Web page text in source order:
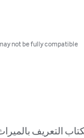
not be fully compatible
التعريف